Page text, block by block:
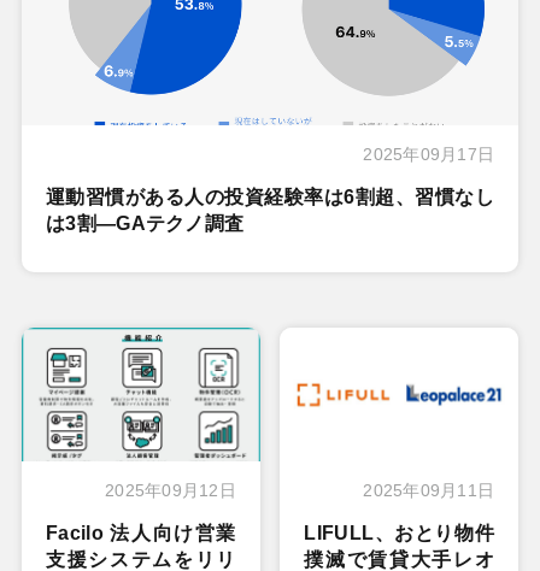
2025年09月17日
運動習慣がある人の投資経験率は6割超、習慣なし
は3割―GAテクノ調査
2025年09月12日
Facilo 法人向け営業
支援システムをリリ
2025年09月11日
LIFULL、おとり物件
撲滅で賃貸大手レオ